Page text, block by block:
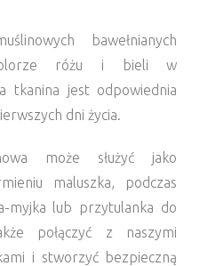
bawełnianych
różu i bieli w
tkanina jest odpowiednia
dni życia.
może służyć jako
maluszka, podczas
myjka lub przytulanka do
połączyć z naszymi
i stworzyć bezpieczną